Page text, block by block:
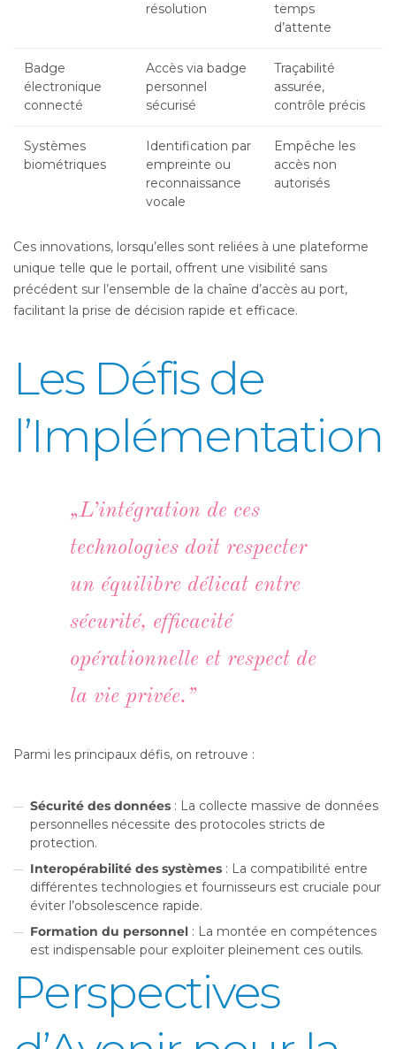
résolution
temps
d’attente
Badge
électronique
connecté
Accès via badge
personnel
sécurisé
Traçabilité
assurée,
contrôle précis
Systèmes
biométriques
Identification par
empreinte ou
reconnaissance
vocale
Empêche les
accès non
autorisés
Ces innovations, lorsqu’elles sont reliées à une plateforme
unique telle que le portail, offrent une visibilité sans
précédent sur l’ensemble de la chaîne d’accès au port,
facilitant la prise de décision rapide et efficace.
Les Défis de
l’Implémentation
„L’intégration de ces
technologies doit respecter
un équilibre délicat entre
sécurité, efficacité
opérationnelle et respect de
la vie privée.”
Parmi les principaux défis, on retrouve :
Sécurité des données : La collecte massive de données
personnelles nécessite des protocoles stricts de
protection.
Interopérabilité des systèmes : La compatibilité entre
différentes technologies et fournisseurs est cruciale pour
éviter l’obsolescence rapide.
Formation du personnel : La montée en compétences
est indispensable pour exploiter pleinement ces outils.
Perspectives